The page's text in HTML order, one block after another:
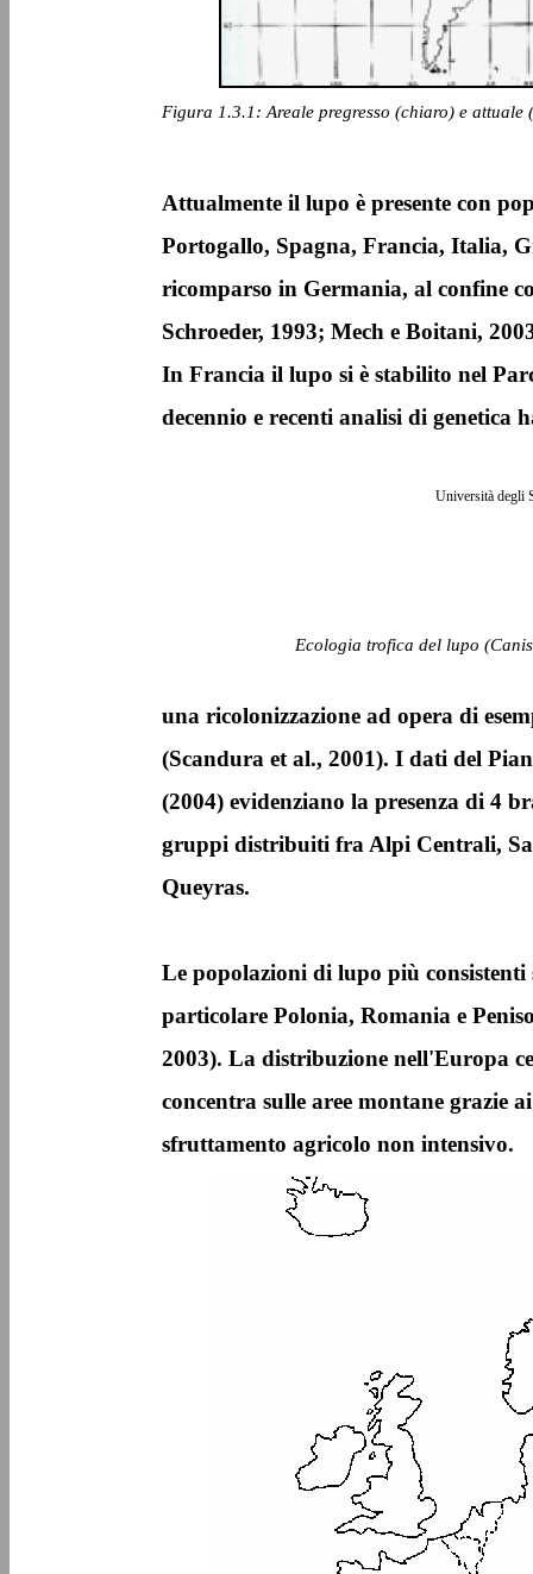
Università degli
Figura 1.3.1: Areale pregresso (chiaro) e
Attualmente il lupo è presente con
Portogallo, Spagna, Francia, Italia,
ricomparso in Germania, al confine
Schroeder, 1993; Mech e Boitani,
In Francia il lupo si è stabilito nel
decennio e recenti analisi di genetica
Ecologia trofica del lupo
una ricolonizzazione ad opera di
(Scandura et al., 2001). I dati del
(2004) evidenziano la presenza di 4
gruppi distribuiti fra Alpi Centrali,
Queyras.
Le popolazioni di lupo più consistenti
particolare Polonia, Romania e
2003). La distribuzione nell'Europa
concentra sulle aree montane grazie
sfruttamento agricolo non intensivo.